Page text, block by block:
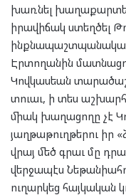
խառնել
իրավիճակ ստեղծել
ինքնապաշտպանական
Էրտողանին
Կովկասեան
տուաւ, ի տես
միակ խաղացողը չէ
յաղթաթուղթերու իր
վրայ մեծ գրաւ մը
վերջապէս
ուղարկեց հայկական